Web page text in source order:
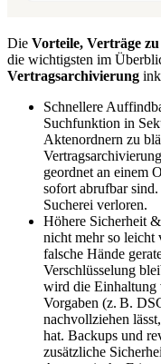
Die Vorteile, Verträge
die wichtigsten im
Vertragsarchivierung
Schnellere
Suchfunktion in
Aktenordnern zu
geordnet an einem
sofort abrufbar
Sucherei verloren.
Höhere Sicherheit
nicht mehr so leicht
falsche Hände
Verschlüsselung
wird die Einhaltung
Vorgaben (z. B.
nachvollziehen
hat. Backups und
zusätzliche